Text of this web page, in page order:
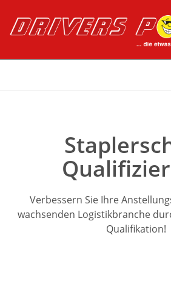
Verbessern Sie Ihre
wachsenden Logistikbranche
Qualifikation!